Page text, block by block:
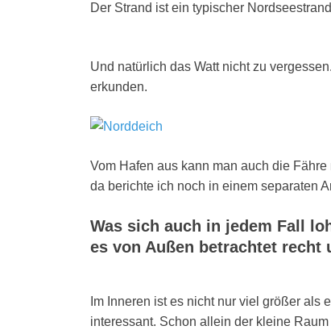
Der Strand ist ein typischer
Und natürlich das Watt nicht zu
erkunden.
Vom Hafen aus kann man auch die
da berichte ich noch in einem separaten
Was sich auch in jedem Fall
es von Außen betrachtet recht
Im Inneren ist es nicht nur viel größer als
interessant. Schon allein der kleine